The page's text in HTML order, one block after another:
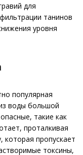
для
танинов
уровня
популярная
воды большой
такие как
проталкивая
пропускает
токсины,